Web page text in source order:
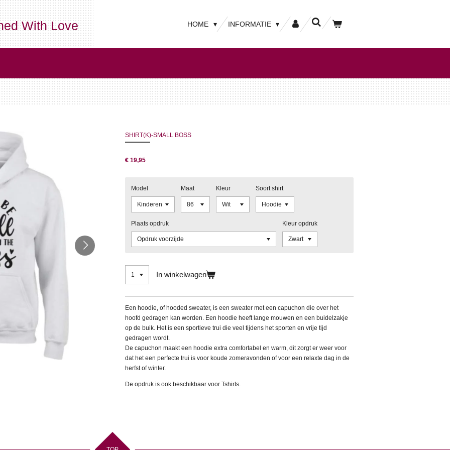
With Love HOME INFORMATIE
SHIRT(K)-SMALL BOSS
€ 19,95
Model Maat Kleur Soort shirt
Plaats opdruk Kleur opdruk
In winkelwagen
Een hoodie, of hooded sweater, is een sweater met een capuchon die over het
hoofd gedragen kan worden. Een hoodie heeft lange mouwen en een buidelzakje
op de buik. Het is een sportieve trui die veel tijdens het sporten en vrije tijd
gedragen wordt.
De capuchon maakt een hoodie extra comfortabel en warm, dit zorgt er weer voor
dat het een perfecte trui is voor koude zomeravonden of voor een relaxte dag in de
herfst of winter.
De opdruk is ook beschikbaar voor Tshirts.